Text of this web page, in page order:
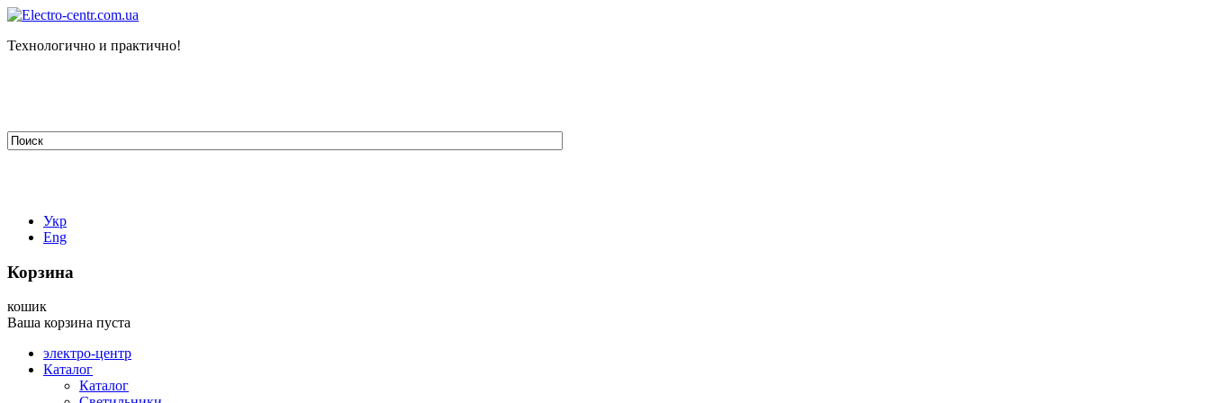
Технологично и практично!
Укр
Eng
Корзина
кошик
Ваша корзина пуста
электро-центр
Каталог
Каталог